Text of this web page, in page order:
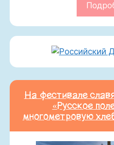
На фестивале
«Русское
многометровую